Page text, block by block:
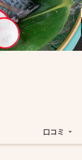
口コミ